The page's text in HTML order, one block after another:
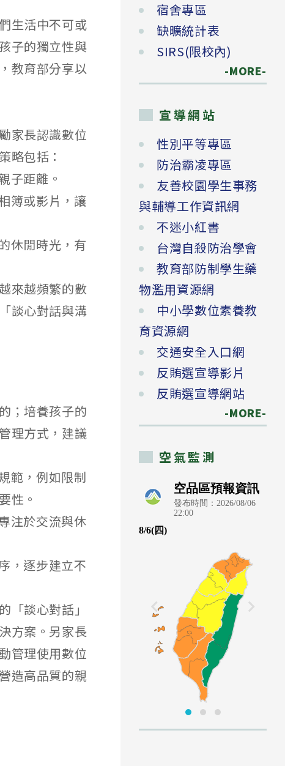
生活中不可或
子的獨立性與
教育部分享以
家長認識數位
略包括：
子距離。
簿或影片，讓
休閒時光，有
來越頻繁的數
談心對話與溝
；培養孩子的
理方式，建議
範，例如限制
性。
注於交流與休
，逐步建立不
談心對話」
方案。另家長
管理使用數位
造高品質的親
宿舍專區
缺曠統計表
SIRS(限校內)
-MORE-
宣導網站
性別平等專區
防治霸凌專區
友善校園學生事務
與輔導工作資訊網
不迷小紅書
台灣自殺防治學會
教育部防制學生藥
物濫用資源網
中小學數位素養教
育資源網
交通安全入口網
反賄選宣導影片
反賄選宣導網站
-MORE-
空氣監測